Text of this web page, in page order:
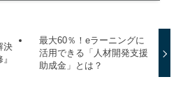
決
最大60％！eラーニングに
活用できる「人材開発支援
助成金」とは？